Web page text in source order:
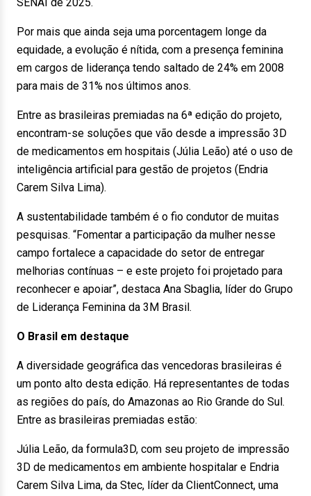
Por mais que ainda seja uma porcentagem longe da
equidade, a evolução é nítida, com a presença feminina
em cargos de liderança tendo saltado de 24% em 2008
para mais de 31% nos últimos anos.
Entre as brasileiras premiadas na 6ª edição do projeto,
encontram-se soluções que vão desde a impressão 3D
de medicamentos em hospitais (Júlia Leão) até o uso de
inteligência artificial para gestão de projetos (Endria
Carem Silva Lima).
A sustentabilidade também é o fio condutor de muitas
pesquisas. “Fomentar a participação da mulher nesse
campo fortalece a capacidade do setor de entregar
melhorias contínuas – e este projeto foi projetado para
reconhecer e apoiar”, destaca Ana Sbaglia, líder do Grupo
de Liderança Feminina da 3M Brasil.
O Brasil em destaque
A diversidade geográfica das vencedoras brasileiras é
um ponto alto desta edição. Há representantes de todas
as regiões do país, do Amazonas ao Rio Grande do Sul.
Entre as brasileiras premiadas estão:
Júlia Leão, da formula3D, com seu projeto de impressão
3D de medicamentos em ambiente hospitalar e Endria
Carem Silva Lima, da Stec, líder da ClientConnect, uma